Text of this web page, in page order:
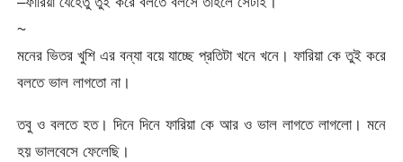
~
মনের ভিতর খুশি এর বন্যা বয়ে যাচ্ছে প্রতিটা খনে খনে। ফারিয়া কে তুই করে
বলতে ভাল লাগতো না।
তবু ও বলতে হত। দিনে দিনে ফারিয়া কে আর ও ভাল লাগতে লাগলো। মনে
হয় ভালবেসে ফেলেছি।